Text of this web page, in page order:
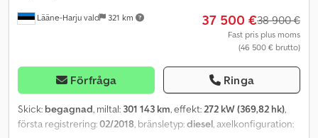
Lääne-Harju vald 321 km 37 500 €38 900 €
Fast pris plus moms
(46 500 € brutto)
Förfråga Ringa
Skick: begagnad, miltal: 301 143 km, effekt:272 kW (369,82 hk),
första registrering:02/2018, bränsletyp:diesel, axelkonfiguration: